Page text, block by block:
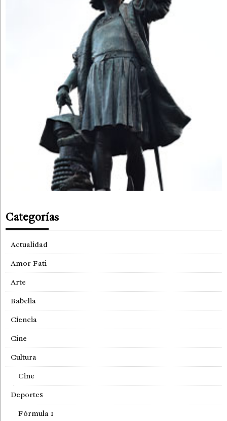
Categorías
Actualidad
Amor Fati
Arte
Babelia
Ciencia
Cine
Cultura
Cine
Deportes
Fórmula 1